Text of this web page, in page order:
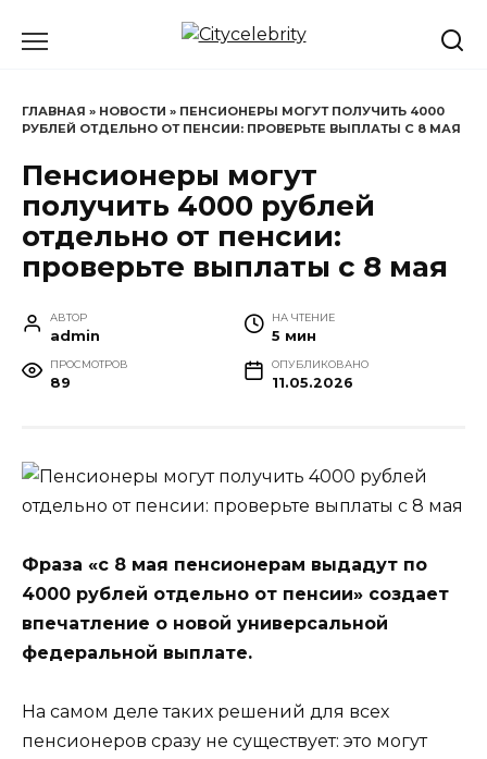
ГЛАВНАЯ » НОВОСТИ » ПЕНСИОНЕРЫ МОГУТ ПОЛУЧИТЬ 4000
РУБЛЕЙ ОТДЕЛЬНО ОТ ПЕНСИИ: ПРОВЕРЬТЕ ВЫПЛАТЫ С 8 МАЯ
Пенсионеры могут
получить 4000 рублей
отдельно от пенсии:
проверьте выплаты с 8 мая
АВТОР
admin
НА ЧТЕНИЕ
5 мин
ПРОСМОТРОВ
89
ОПУБЛИКОВАНО
11.05.2026
Фраза «с 8 мая пенсионерам выдадут по
4000 рублей отдельно от пенсии» создает
впечатление о новой универсальной
федеральной выплате.
На самом деле таких решений для всех
пенсионеров сразу не существует: это могут